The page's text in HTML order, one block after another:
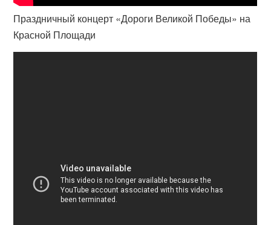
Праздничный концерт «Дороги Великой Победы» на
Красной Площади